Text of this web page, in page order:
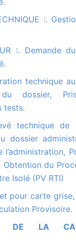
du dossier,
tests.
dossier
l’administration,
du
Isolé (PV RTI)
Provisoire.